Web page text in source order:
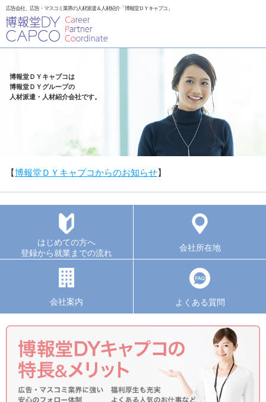
広告会社、広告・マスコミ業界の人材派遣＆人材紹介「博報堂ＤＹキャプコ」
博報堂ＤＹキャプコは
博報堂ＤＹグループの
人材派遣・人材紹介会社です。
【博報堂ＤＹキャプコからのお知らせ】
はじめての方へ
登録から就業までの流れ
会社所在地
会社案内 よくある質問